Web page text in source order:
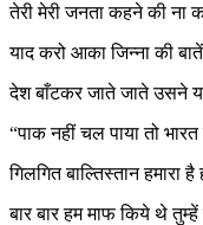
तेरी मेरी जनता कहने की ना
याद करो आका जिन्ना की
देश बाँटकर जाते जाते उसने
“पाक नहीं चल पाया तो
गिलगित बाल्तिस्तान हमारा
बार बार हम माफ किये थे